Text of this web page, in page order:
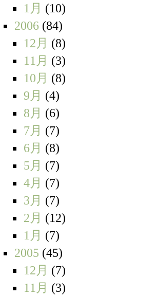
1月 (10)
2006 (84)
12月 (8)
11月 (3)
10月 (8)
9月 (4)
8月 (6)
7月 (7)
6月 (8)
5月 (7)
4月 (7)
3月 (7)
2月 (12)
1月 (7)
2005 (45)
12月 (7)
11月 (3)